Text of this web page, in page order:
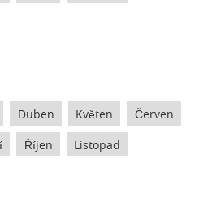
Duben Květen Červen
Říjen Listopad